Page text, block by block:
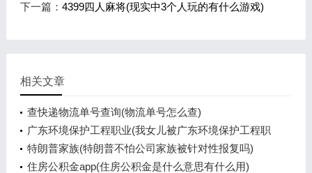
下一篇： 4399四人麻将(现实中3个人玩的有什么游戏)
相关文章
查快递物流单号查询(物流单号怎么查)
广东环境保护工程职业(我女儿被广东环境保护工程职
业学院资源
特朗普家族(特朗普不怕公司家族被针对性报复吗)
住房公积金app(住房公积金是什么意思有什么用)